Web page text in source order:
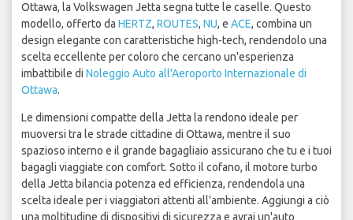
Ottawa, la Volkswagen Jetta segna tutte le caselle. Questo
modello, offerto da HERTZ, ROUTES, NU, e ACE, combina un
design elegante con caratteristiche high-tech, rendendolo una
scelta eccellente per coloro che cercano un'esperienza
imbattibile di Noleggio Auto all'Aeroporto Internazionale di
Ottawa.
Le dimensioni compatte della Jetta la rendono ideale per
muoversi tra le strade cittadine di Ottawa, mentre il suo
spazioso interno e il grande bagagliaio assicurano che tu e i tuoi
bagagli viaggiate con comfort. Sotto il cofano, il motore turbo
della Jetta bilancia potenza ed efficienza, rendendola una
scelta ideale per i viaggiatori attenti all'ambiente. Aggiungi a ciò
una moltitudine di dispositivi di sicurezza e avrai un'auto